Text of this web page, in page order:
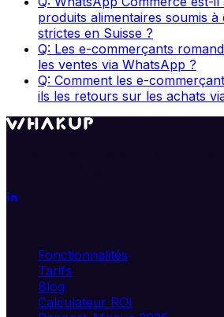
produits alimentaires soumis à
strictes en Suisse ?
Q: Les e-commerçants
les ventes via WhatsApp ?
Q: Comment les e-
ils les retours sur les achats
Fonctionnalités
Tarifs
Blog
Calculateur ROI